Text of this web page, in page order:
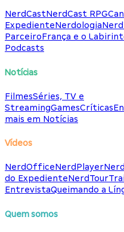
NerdCastNerdCast RPG
ExpedienteNerdologia
ParceiroFrança e o
Podcasts
Notícias
FilmesSéries, TV e
StreamingGamesCríticas
mais em Notícias
Vídeos
NerdOfficeNerdPlayer
do ExpedienteNerdTour
EntrevistaQueimando a
Quem somos